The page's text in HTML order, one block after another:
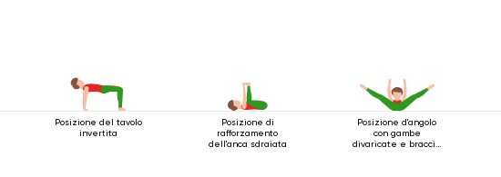
Posizione del tavolo
invertita
Posizione di
rafforzamento
dell'anca sdraiata
Posizione d'angolo
con gambe
divaricate e braccia